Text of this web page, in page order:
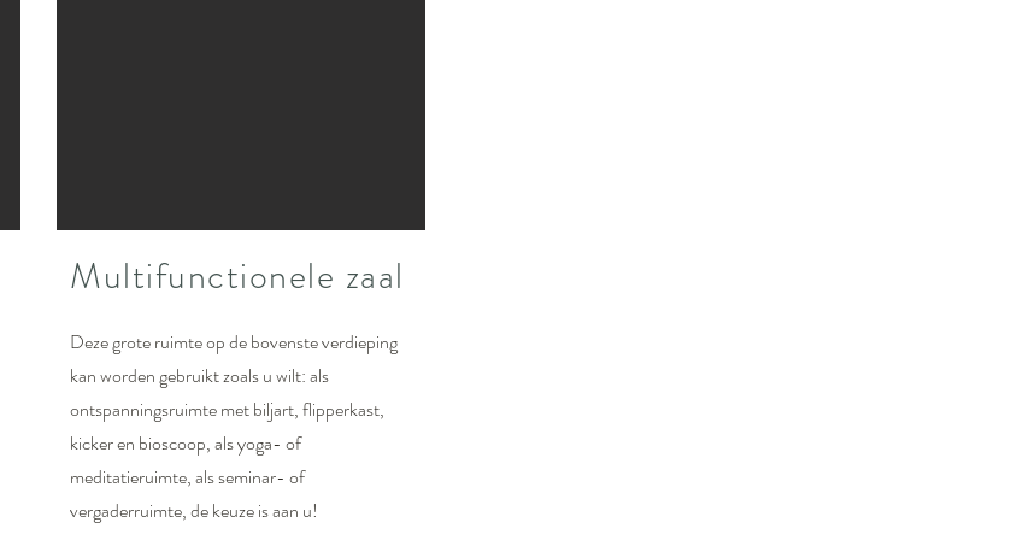
Multifunctionele zaal
Deze grote ruimte op de bovenste verdieping
kan worden gebruikt zoals u wilt: als
ontspanningsruimte met biljart, flipperkast,
kicker en bioscoop, als yoga- of
meditatieruimte, als seminar- of
vergaderruimte, de keuze is aan u!